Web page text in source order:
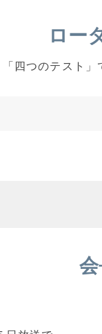
ロー
四つのテスト」